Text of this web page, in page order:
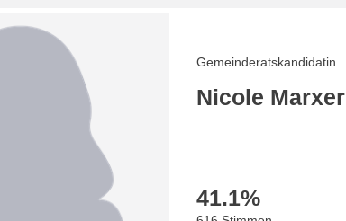
Gemeinderatskandidatin
Nicole Marxer
41.1%